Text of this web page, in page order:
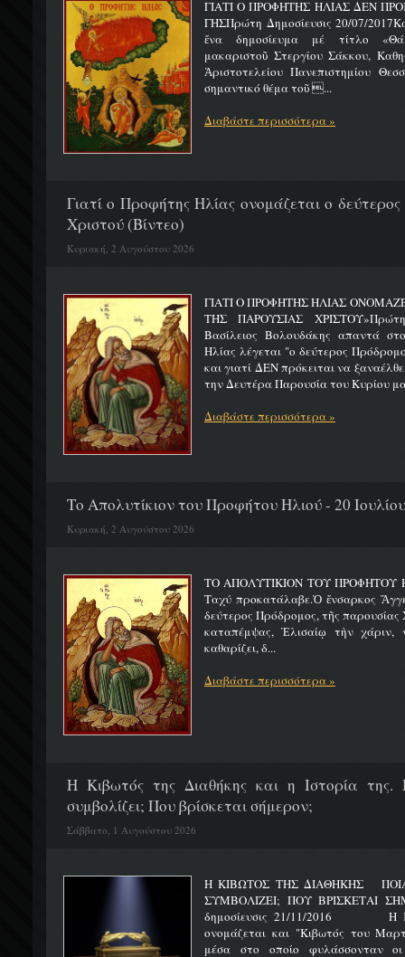
ΓΙΑΤΙ Ο ΠΡΟΦΗΤΗΣ ΗΛΙΑΣ ΔΕΝ
ΓΗΣΠρώτη Δημοσίευσις 20/07/
ἕνα δημοσίευμα μέ τίτλο
μακαριστοῦ Στεργίου Σάκκου,
Ἀριστοτελείου Πανεπιστημίου
σημαντικό θέμα τοῦ ...
Διαβάστε περισσότερα »
Γιατί ο Προφήτης Ηλίας ονομάζεται ο
Χριστού (Βίντεο)
Κυριακή, 2 Αυγούστου 2026
ΓΙΑΤΙ Ο ΠΡΟΦΗΤΗΣ ΗΛΙΑΣ
ΤΗΣ ΠΑΡΟΥΣΙΑΣ
Βασίλειος Βολουδάκης απαντά
Ηλίας λέγεται "ο δεύτερος
και γιατί ΔΕΝ πρόκειται να
την Δευτέρα Παρουσία του Κυρίου
Διαβάστε περισσότερα »
Το Απολυτίκιον του Προφήτου Ηλιού - 20 Ιουλίου
Κυριακή, 2 Αυγούστου 2026
ΤΟ ΑΠΟΛΥΤΙΚΙΟΝ ΤΟΥ ΠΡΟΦΗΤΟΥ
Ταχύ προκατάλαβε.Ὁ ἔνσαρκος
δεύτερος Πρόδρομος, τῆς παρουσίας
καταπέμψας, Ἐλισαίῳ τὴν χάριν,
καθαρίζει, δ...
Διαβάστε περισσότερα »
H Κιβωτός της Διαθήκης και η Ιστορία της.
συμβολίζει; Που βρίσκεται σήμερον;
Σάββατο, 1 Αυγούστου 2026
Η ΚΙΒΩΤΟΣ ΤΗΣ ΔΙΑΘΗΚΗΣ
ΣΥΜΒΟΛΙΖΕΙ; ΠΟΥ
δημοσίευσις 21/11/2016 Η
ονομάζεται και "Κιβωτός του
μέσα στο οποίο φυλάσσονταν